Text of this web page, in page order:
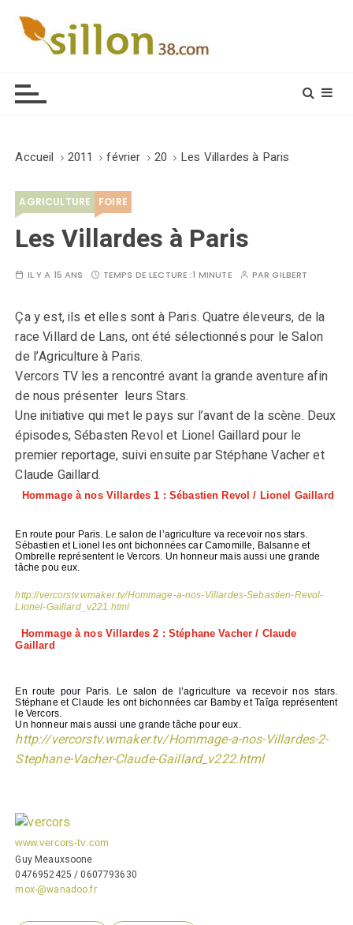
Accueil 2011 février 20 Les Villardes à Paris
AGRICULTURE FOIRE
Les Villardes à Paris
IL Y A 15 ANS TEMPS DE LECTURE :1 MINUTE PARGILBERT
Ça y est, ils et elles sont à Paris. Quatre éleveurs, de la
race Villard de Lans, ont été sélectionnés pour le Salon
de l’Agriculture à Paris.
Vercors TV les a rencontré avant la grande aventure afin
de nous présenter leurs Stars.
Une initiative qui met le pays sur l’avant de la scène. Deux
épisodes, Sébasten Revol et Lionel Gaillard pour le
premier reportage, suivi ensuite par Stéphane Vacher et
Claude Gaillard.
Hommage à nos Villardes 1 : Sébastien Revol / Lionel Gaillard
En route pour Paris. Le salon de l’agriculture va recevoir nos stars.
Sébastien et Lionel les ont bichonnées car Camomille, Balsanne et
Ombrelle représentent le Vercors. Un honneur mais aussi une grande
tâche pou eux.
http://vercorstv.wmaker.tv/Hommage-a-nos-Villardes-Sebastien-Revol-
Lionel-Gaillard_v221.html
Hommage à nos Villardes 2 : Stéphane Vacher / Claude
Gaillard
En route pour Paris. Le salon de l’agriculture va recevoir nos stars.
Stéphane et Claude les ont bichonnées car Bamby et Taîga représentent
le Vercors.
Un honneur mais aussi une grande tâche pour eux.
http://vercorstv.wmaker.tv/Hommage-a-nos-Villardes-2-
Stephane-Vacher-Claude-Gaillard_v222.html
www.vercors-tv.com
Guy Meauxsoone
0476952425 / 0607793630
mox-@wanadoo.fr